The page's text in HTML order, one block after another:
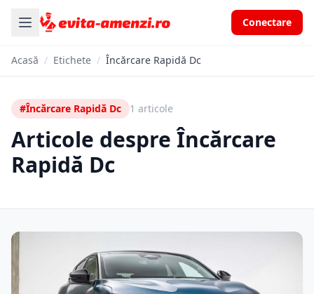
Conectare
Acasă / Etichete / Încărcare Rapidă Dc
#Încărcare Rapidă Dc 1 articole
Articole despre Încărcare
Rapidă Dc